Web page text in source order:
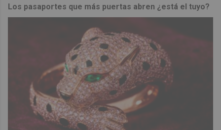
Los pasaportes que más puertas abren ¿está el tuyo?